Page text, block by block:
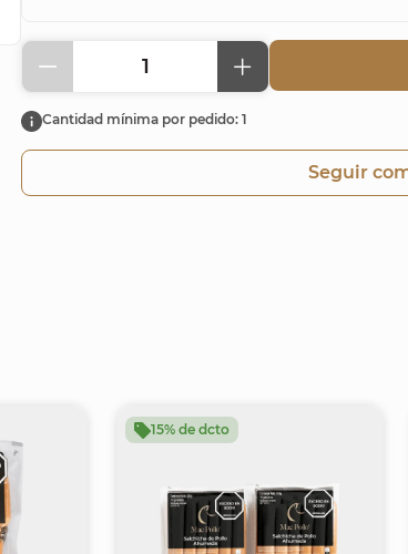
1
Cantidad mínima por pedido: 1
Seguir
15% de dcto